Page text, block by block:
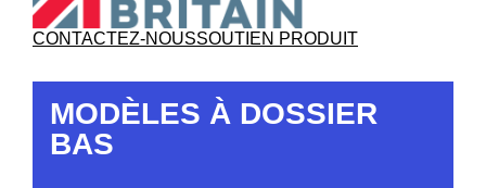
CONTACTEZ-NOUSSOUTIEN PRODUIT
MODÈLES À DOSSIER
BAS